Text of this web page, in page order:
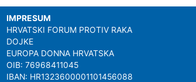
IMPRESUM
HRVATSKI FORUM PROTIV RAKA
DOJKE
EUROPA DONNA HRVATSKA
OIB: 76968411045
IBAN: HR1323600001101456088